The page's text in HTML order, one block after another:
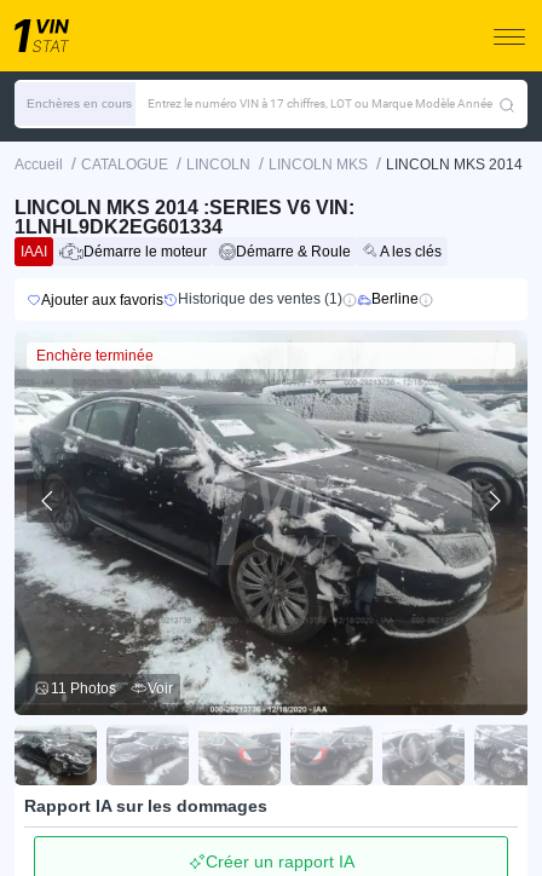
Enchères en cours Entrez le numéro VIN à 17 chiffres, LOT ou Marque Modèle Année
Accueil / CATALOGUE / LINCOLN / LINCOLN MKS / LINCOLN MKS 2014
LINCOLN MKS 2014 :SERIES V6 VIN:
1LNHL9DK2EG601334
IAAI Démarre le moteur Démarre & Roule A les clés
Ajouter aux favoris Historique des ventes (1) Berline
Enchère terminée
11 Photos Voir
Rapport IA sur les dommages
Créer un rapport IA